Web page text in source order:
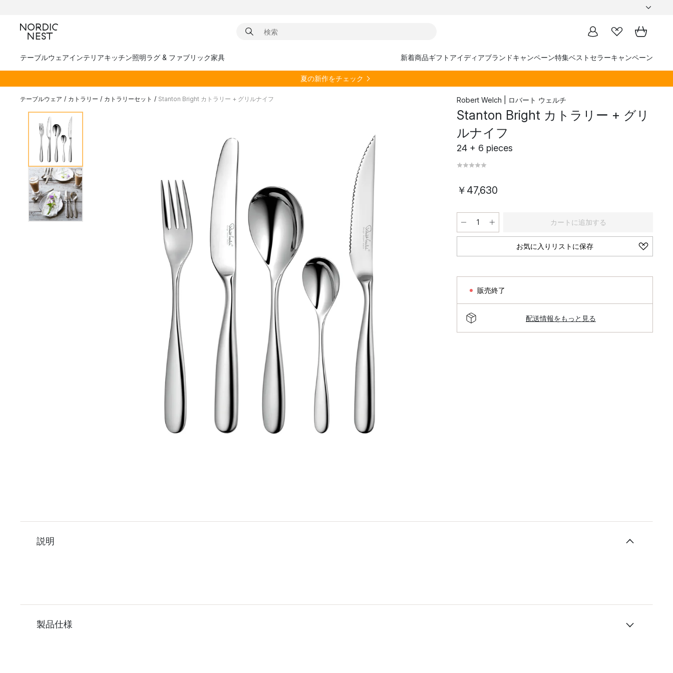
テーブルウェアインテリアキッチン照明ラグ & ファブリック家具 新着商品ギフトアイディアブランドキャンペーン特集ベストセラーキャンペーン
夏の新作をチェック
テーブルウェア / カトラリー / カトラリーセット / Stanton Bright カトラリー + グリルナイフ Robert Welch | ロバート ウェルチ
Stanton Bright カトラリー + グリ
ルナイフ
24 + 6 pieces
￥47,630
カートに追加する
お気に入りリストに保存
販売終了
配送情報をもっと見る
説明
製品仕様